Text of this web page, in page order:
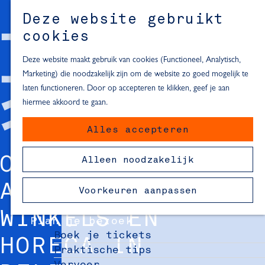
Deze website gebruikt
cookies
Deze website maakt gebruik van cookies (Functioneel, Analytisch,
Marketing) die noodzakelijk zijn om de website zo goed mogelijk te
laten functioneren. Door op accepteren te klikken, geef je aan
hiermee akkoord te gaan.
Alles accepteren
Alleen noodzakelijk
Voorkeuren aanpassen
M
e
n
u
Inspiratie voor een dagje Delft
Dagje naar het strand
Fietsen in de omgeving van Delft
Must-see attracties in de buurt
van Delft
Blijven slapen
24 uur in Delft
48 uur in Delft
72 uur in Delft
Overnachtingslocaties in Delft
Plan je bezoek
Boek je tickets
Praktische tips
OVERZICHT VAN
ALLE LOKALE
WINKELS EN
HORECA IN